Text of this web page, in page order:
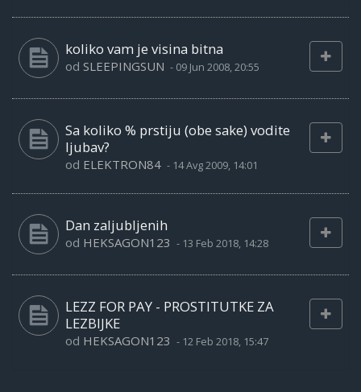
koliko vam je visina bitna
od SLEEPINGSUN - 09 Jun 2008, 20:55
Sa koliko % prstiju (obe sake) vodite
ljubav?
od ELEKTRON84 - 14 Avg 2009, 14:01
Dan zaljubljenih
od HEKSAGON123 - 13 Feb 2018, 14:28
LEZZ FOR PAY - PROSTITUTKE ZA
LEZBIJKE
od HEKSAGON123 - 12 Feb 2018, 15:47